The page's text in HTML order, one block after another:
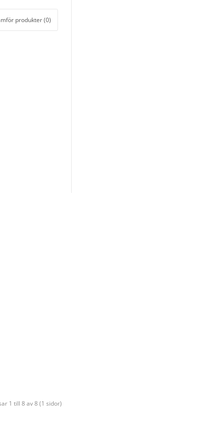
produkter (0)
1 till 8 av 8 (1 sidor)